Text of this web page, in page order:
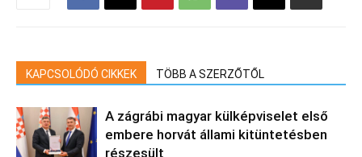
KAPCSOLÓDÓ CIKKEK TÖBB A SZERZŐTŐL
A zágrábi magyar külképviselet első
embere horvát állami kitüntetésben
részesült